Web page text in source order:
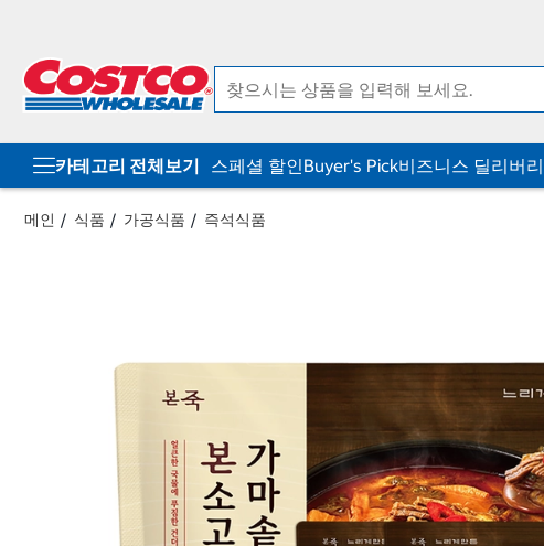
카테고리 전체보기 스페셜 할인Buyer's Pick비즈니스 딜리버리
메인 식품 가공식품 즉석식품